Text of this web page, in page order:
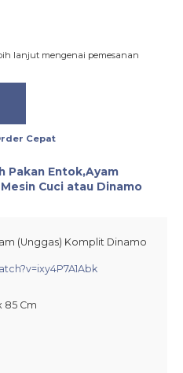
lanjut mengenai pemesanan
Cepat
Pakan Entok,Ayam
Cuci atau Dinamo
(Unggas) Komplit Dinamo
85 Cm